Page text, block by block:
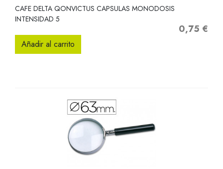
CAFE DELTA QONVICTUS CAPSULAS MONODOSIS
INTENSIDAD 5
Precio
0,75 €
Añadir al carrito